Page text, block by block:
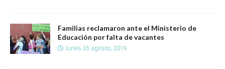
Familias reclamaron ante el Ministerio de
Educación por falta de vacantes
lunes 26 agosto, 2019